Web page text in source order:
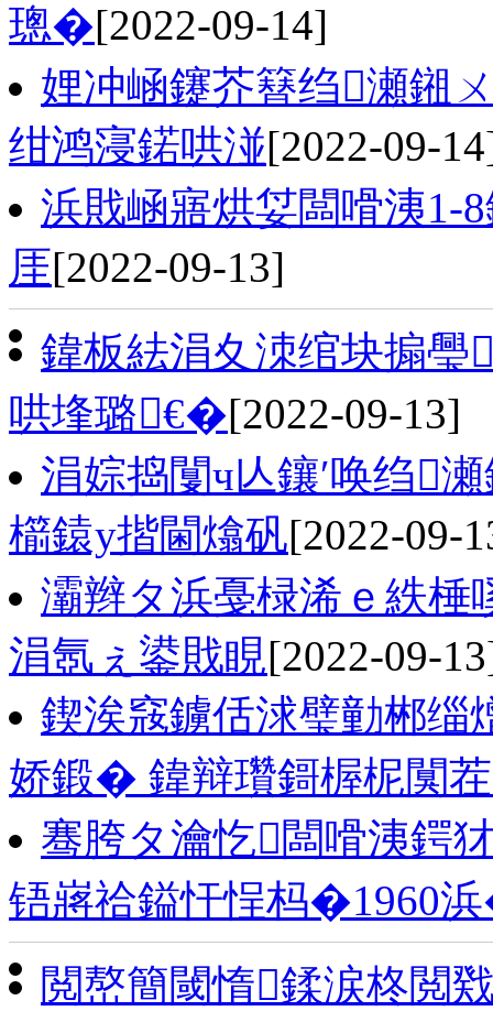
璁�[2022-09-14]
娌冲崡鑳芥簮绉瀬鎺
绀鸿寖鍩哄湴[2022-09-
浜戝崡寤烘姇闆嗗洟1-
厓[2022-09-13]
鍏板紶涓夊洓绾块搧璺
哄埄璐€�[2022-09-13]
涓婃捣闅ч亾鑲′唤绉
櫤鎱у揩閫熻矾[2022-09-
灞辫タ浜戞椂浠ｅ紩棰
涓氬ぇ鍙戝睍[2022-09-
鍥涘窛鐪佸浗璧勭郴缁
娇鍛� 鍏辩瓚鎶楃柅闃
骞胯タ瀹忔闆嗗洟鍔
铻嶈祫鎰忓悜杩�1960
閲嶅簡閾惰鍒涙柊閲